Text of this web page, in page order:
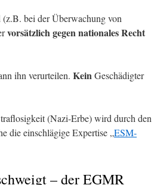
bei der Überwachung von
vorsätzlich gegen nationales Recht
ihn verurteilen. KeinGeschädigter
(Nazi-Erbe) wird durch den
die einschlägige Expertise „ESM-
– der EGMR